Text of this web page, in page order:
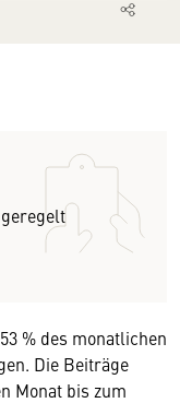
% des monatlichen
Die Beiträge
Monat bis zum